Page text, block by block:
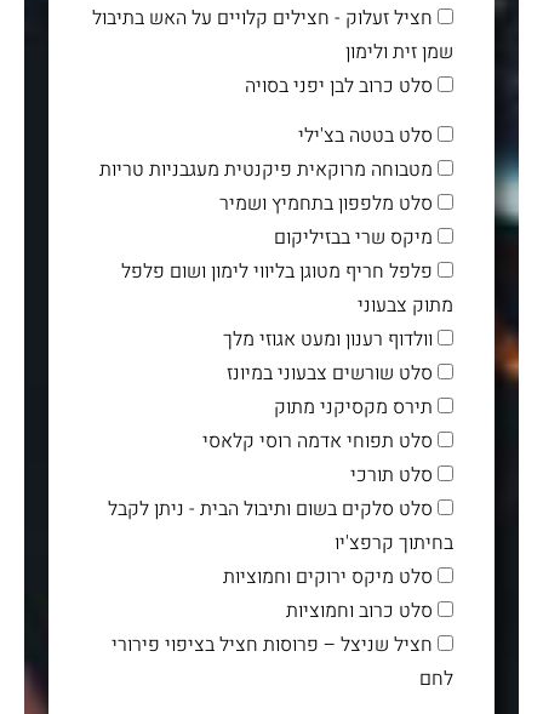
חציל זעלוק - חצילים קלויים על האש בתיבול
שמן זית ולימון
סלט כרוב לבן יפני בסויה
סלט בטטה בצ'ילי
מטבוחה מרוקאית פיקנטית מעגבניות טריות
סלט מלפפון בתחמיץ ושמיר
מיקס שרי בבזיליקום
פלפל חריף מטוגן בליווי לימון ושום פלפל
מתוק צבעוני
וולדוף רענון ומעט אגוזי מלך
סלט שורשים צבעוני במיונז
תירס מקסיקני מתוק
סלט תפוחי אדמה רוסי קלאסי
סלט תורכי
סלט סלקים בשום ותיבול הבית - ניתן לקבל
בחיתוך קרפצ'יו
סלט מיקס ירוקים וחמוציות
סלט כרוב וחמוציות
חציל שניצל – פרוסות חציל בציפוי פירורי
לחם